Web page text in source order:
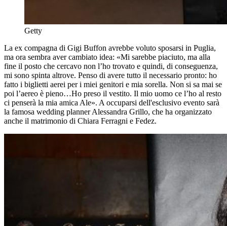
Getty
La ex compagna di Gigi Buffon avrebbe voluto sposarsi in Puglia,
ma ora sembra aver cambiato idea: «Mi sarebbe piaciuto, ma alla
fine il posto che cercavo non l’ho trovato e quindi, di conseguenza,
mi sono spinta altrove. Penso di avere tutto il necessario pronto: ho
fatto i biglietti aerei per i miei genitori e mia sorella. Non si sa mai se
poi l’aereo è pieno…Ho preso il vestito. Il mio uomo ce l’ho al resto
ci penserà la mia amica Ale». A occuparsi dell'esclusivo evento sarà
la famosa wedding planner Alessandra Grillo, che ha organizzato
anche il matrimonio di Chiara Ferragni e Fedez.